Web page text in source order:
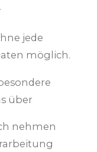
jede
möglich.
über
nehmen